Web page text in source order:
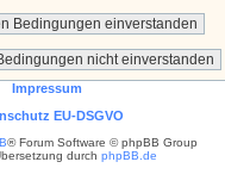
Impressum
EU-DSGVO
® Forum Software © phpBB Group
durch phpBB.de